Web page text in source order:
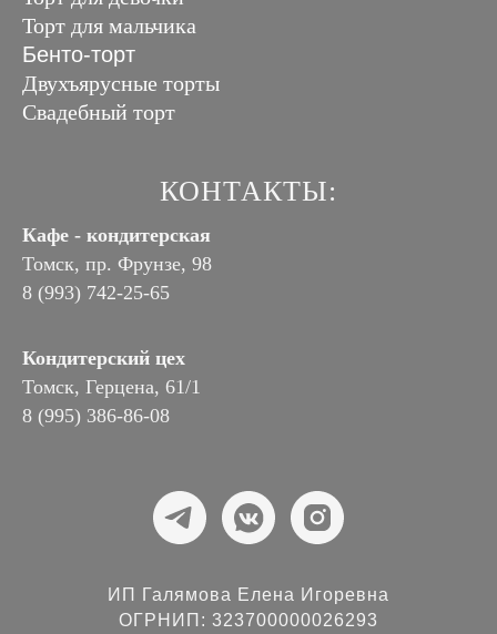
Торт для мальчика
Бенто-торт
Двухъярусные торты
Свадебный торт
КОНТАКТЫ:
Кафе - кондитерская
Томск, пр. Фрунзе, 98
8 (993) 742-25-65
Кондитерский цех
Томск, Герцена, 61/1
8 (995) 386-86-08
ИП Галямова Елена Игоревна
ОГРНИП: 323700000026293